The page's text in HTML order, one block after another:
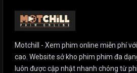
Motchill - Xem phim online miễn phí
cao. Website sở kho phim phim đa
luôn được cập nhật nhanh chóng từ